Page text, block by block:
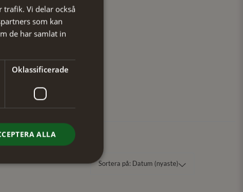
trafik. Vi delar också
som kan
de har samlat in
Oklassificerade
ALLA